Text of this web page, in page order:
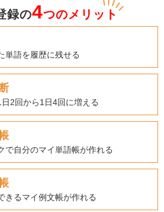
録の4つのメリット
単語を履歴に残せる
2回から1日4回に増える
で自分のマイ単語帳が作れる
きるマイ例文帳が作れる